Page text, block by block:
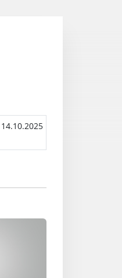
14.10.2025